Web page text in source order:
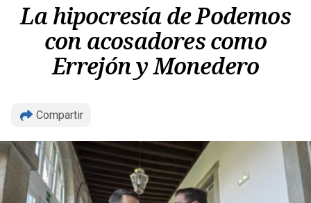
La hipocresía de Podemos
con acosadores como
Errejón y Monedero
Compartir